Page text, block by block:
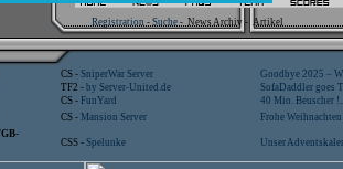
Registration - Suche - News Archiv - Artikel
CS - SniperWar Server
Goodbye 2025 –
TF2 - by Server-United.de
SofaDaddler goes
CS - FunYard
40 Mio. Beuscher
CS - Mansion Server
Frohe
GB-
CSS - Spelunke Unser